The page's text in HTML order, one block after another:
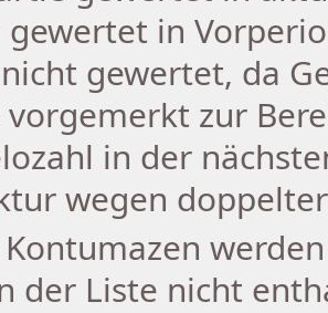
gewertet in
gewertet, da
vorgemerkt zur
in der
wegen
Kontumazen
der Liste nicht